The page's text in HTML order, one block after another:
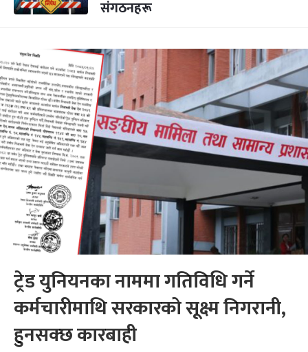
संगठनहरू
ट्रेड युनियनका नाममा गतिविधि गर्ने
कर्मचारीमाथि सरकारको सूक्ष्म निगरानी,
हुनसक्छ कारबाही